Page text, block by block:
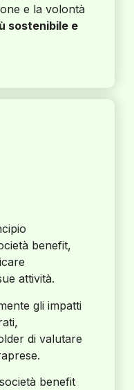
e la volontà
sostenibile e
benefit,
attività.
gli impatti
di valutare
benefit